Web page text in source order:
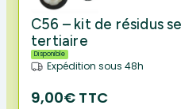
C56 – kit de résidus
tertiaire
Disponible
Expédition sous 48h
9,00€ TTC